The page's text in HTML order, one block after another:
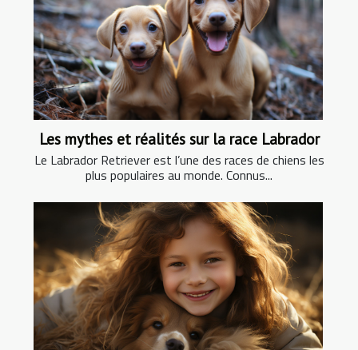
Les mythes et réalités sur la race Labrador
Le Labrador Retriever est l’une des races de chiens les
plus populaires au monde. Connus...